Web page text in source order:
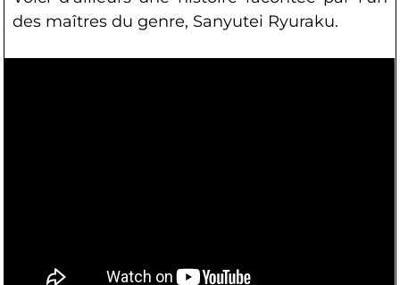
des maîtres du genre, Sanyutei Ryuraku.